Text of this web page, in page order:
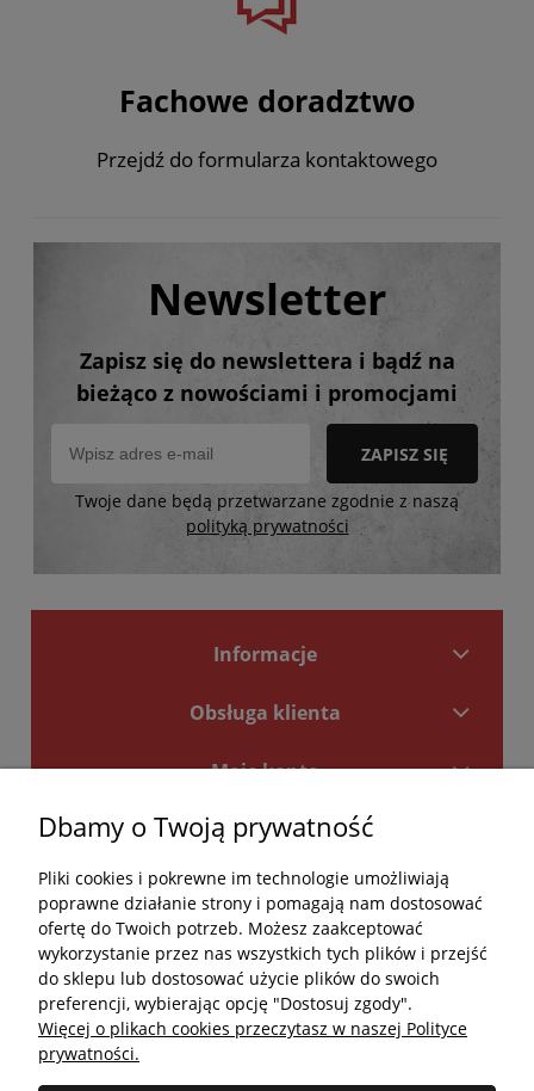
Fachowe doradztwo
Przejdź do formularza kontaktowego
Newsletter
Zapisz się do newslettera i bądź na
bieżąco z nowościami i promocjami
ZAPISZ SIĘ
Twoje dane będą przetwarzane zgodnie z naszą
polityką prywatności
Informacje
Obsługa klienta
Moje konto
Płatności i dostawa
Kontakt
Kontakt
undefined
Godziny otwarcia salonu:
Dbamy o Twoją prywatność
Pliki cookies i pokrewne im technologie umożliwiają
poprawne działanie strony i pomagają nam dostosować
ofertę do Twoich potrzeb. Możesz zaakceptować
wykorzystanie przez nas wszystkich tych plików i przejść
do sklepu lub dostosować użycie plików do swoich
preferencji, wybierając opcję "Dostosuj zgody".
Więcej o plikach cookies przeczytasz w naszej Polityce
prywatności.